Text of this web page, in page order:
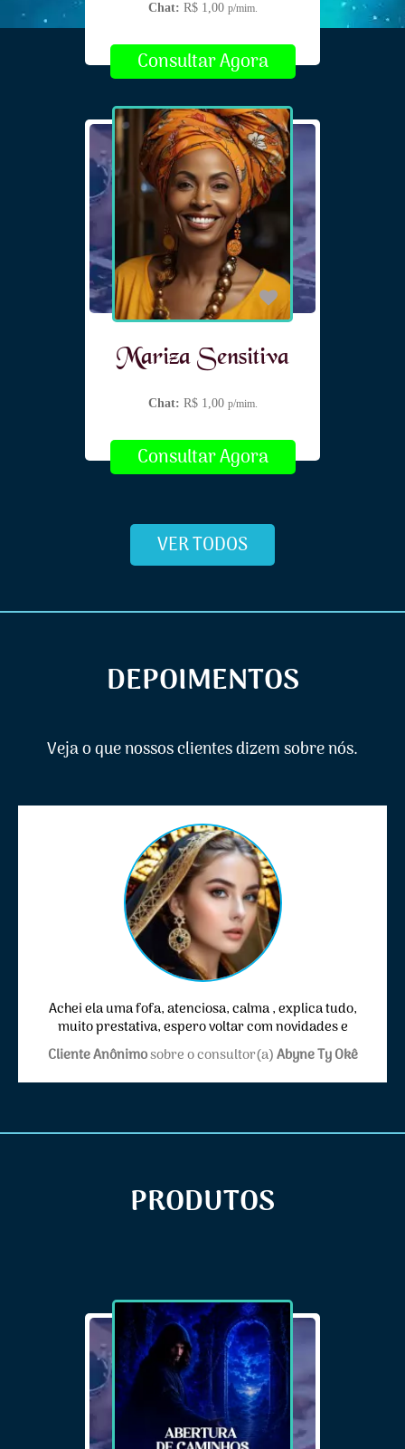
Chat: R$ 1,00 p/mim.
Consultar Agora
Mariza Sensitiva
Chat: R$ 1,00 p/mim.
Consultar Agora
VER TODOS
DEPOIMENTOS
Veja o que nossos clientes dizem sobre nós.
Achei ela uma fofa, atenciosa, calma , explica tudo,
muito prestativa, espero voltar com novidades e
previsão acertada!
Cliente Anônimosobre o consultor(a)Abyne Ty Okê
PRODUTOS